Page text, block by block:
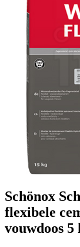
Schönox
flexibele
vouwdoos 5